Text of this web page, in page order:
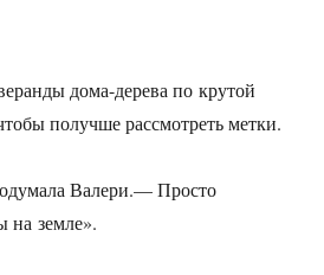
дома-дерева по крутой
получше рассмотреть метки.
Валери.— Просто
на земле».